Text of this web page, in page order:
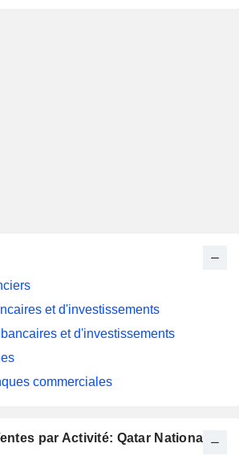
par Activité: Qatar National
et d'investissements
et d'investissements
commerciales